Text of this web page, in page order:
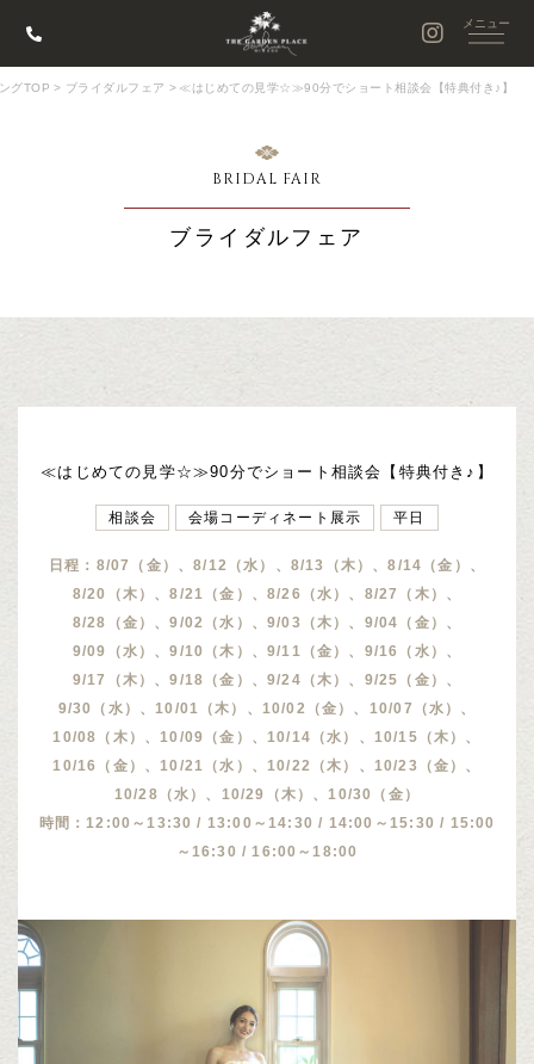
グTOP > ブライダルフェア > ≪はじめての見学☆≫90分でショート相談会【特典付き♪】
BRIDAL FAIR
ブライダルフェア
≪はじめての見学☆≫90分でショート相談会【特典付き♪】
相談会 会場コーディネート展示 平日
日程：8/07（金）、8/12（水）、8/13（木）、8/14（金）、
8/20（木）、8/21（金）、8/26（水）、8/27（木）、
8/28（金）、9/02（水）、9/03（木）、9/04（金）、
9/09（水）、9/10（木）、9/11（金）、9/16（水）、
9/17（木）、9/18（金）、9/24（木）、9/25（金）、
9/30（水）、10/01（木）、10/02（金）、10/07（水）、
10/08（木）、10/09（金）、10/14（水）、10/15（木）、
10/16（金）、10/21（水）、10/22（木）、10/23（金）、
10/28（水）、10/29（木）、10/30（金）
時間：12:00～13:30 / 13:00～14:30 / 14:00～15:30 / 15:00
～16:30 / 16:00～18:00